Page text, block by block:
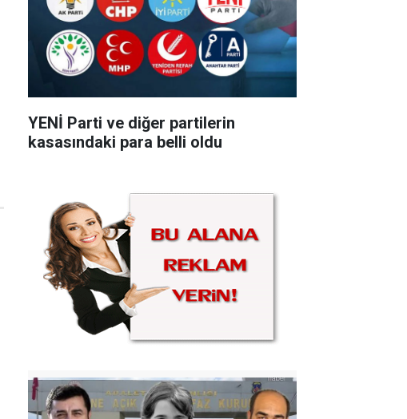
YENİ Parti ve diğer partilerin
kasasındaki para belli oldu